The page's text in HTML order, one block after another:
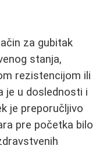
za gubitak
stanja,
rezistencijom ili
je u doslednosti i
je preporučljivo
pre početka bilo